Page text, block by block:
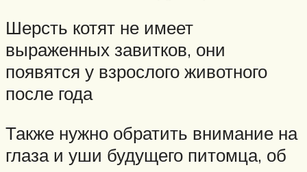
Шерсть котят не имеет
выраженных завитков, они
появятся у взрослого животного
после года
Также нужно обратить внимание на
глаза и уши будущего питомца, об